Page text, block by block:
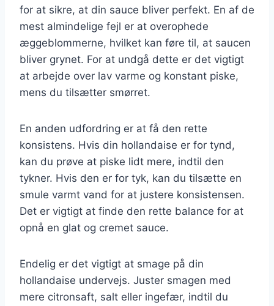
for at sikre, at din sauce bliver perfekt. En af de
mest almindelige fejl er at overophede
æggeblommerne, hvilket kan føre til, at saucen
bliver grynet. For at undgå dette er det vigtigt
at arbejde over lav varme og konstant piske,
mens du tilsætter smørret.
En anden udfordring er at få den rette
konsistens. Hvis din hollandaise er for tynd,
kan du prøve at piske lidt mere, indtil den
tykner. Hvis den er for tyk, kan du tilsætte en
smule varmt vand for at justere konsistensen.
Det er vigtigt at finde den rette balance for at
opnå en glat og cremet sauce.
Endelig er det vigtigt at smage på din
hollandaise undervejs. Juster smagen med
mere citronsaft, salt eller ingefær, indtil du